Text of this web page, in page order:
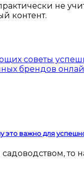
не
контент.
советы
брендов
это важно для